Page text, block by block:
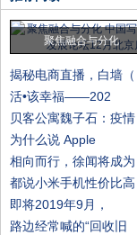
聚焦融合与分化
揭秘电商直播，白墙（
活•该幸福——202
贝客公寓魏子石：疫情
为什么说 Apple
相向而行，徐闻将成为
都说小米手机性价比高
即将2019年9月，
路边经常喊的“回收旧